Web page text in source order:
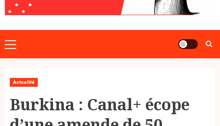
Primary
Menu
Actualité
Burkina : Canal+ écope